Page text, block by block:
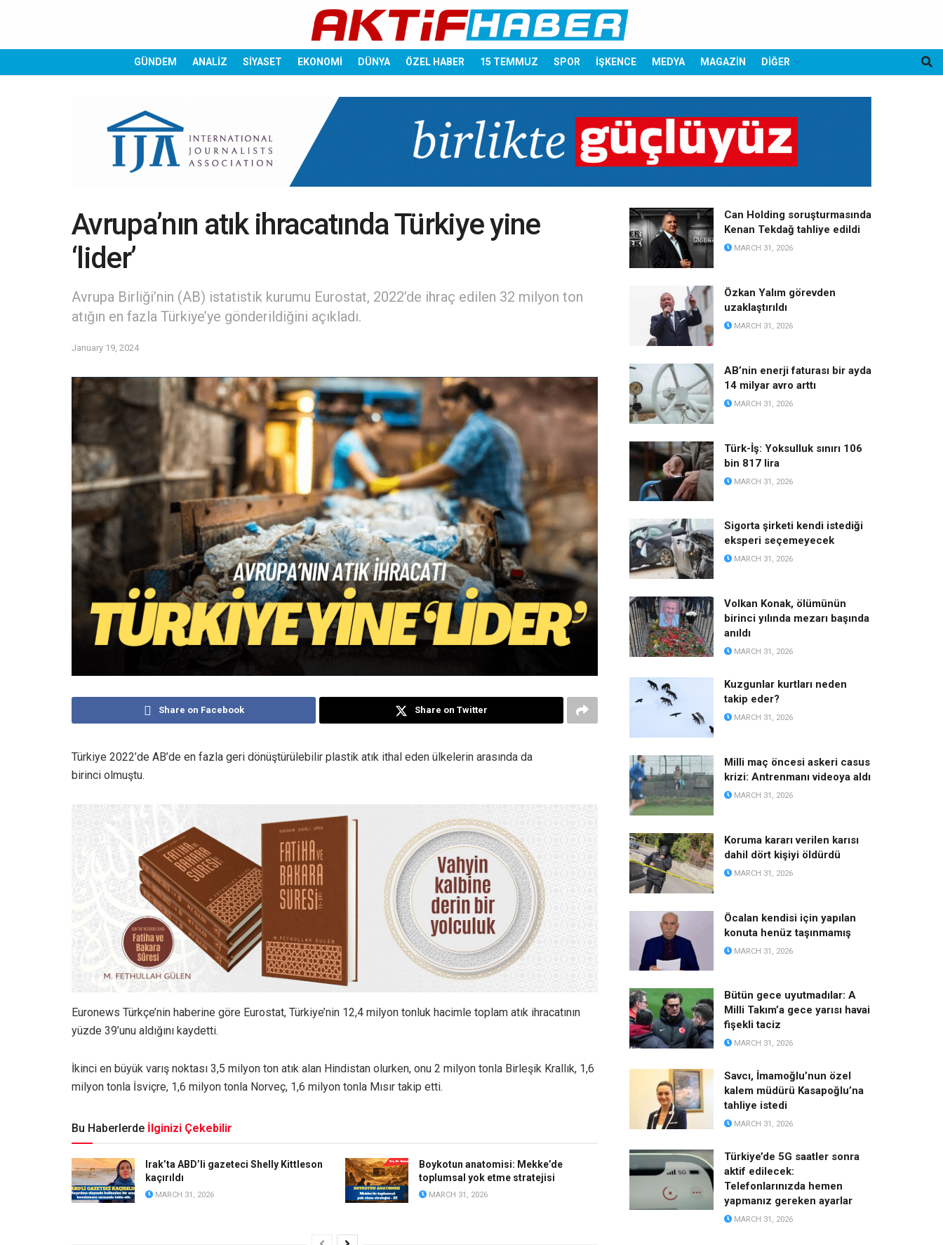
GÜNDEM ANALİZ SİYASET EKONOMİ DÜNYA ÖZEL HABER 15 TEMMUZ SPOR İŞKENCE MEDYA MAGAZİN DİĞER
Avrupa’nın atık ihracatında Türkiye yine
‘lider’
Avrupa Birliği’nin (AB) istatistik kurumu Eurostat, 2022’de ihraç edilen 32 milyon ton
atığın en fazla Türkiye’ye gönderildiğini açıkladı.
January 19, 2024
Share on Facebook Share on Twitter
Türkiye 2022’de AB’de en fazla geri dönüştürülebilir plastik atık ithal eden ülkelerin arasında da
birinci olmuştu.
Euronews Türkçe’nin haberine göre Eurostat, Türkiye’nin 12,4 milyon tonluk hacimle toplam atık ihracatının
yüzde 39’unu aldığını kaydetti.
İkinci en büyük varış noktası 3,5 milyon ton atık alan Hindistan olurken, onu 2 milyon tonla Birleşik Krallık, 1,6
milyon tonla İsviçre, 1,6 milyon tonla Norveç, 1,6 milyon tonla Mısır takip etti.
Bu Haberlerde İlginizi Çekebilir
Irak’ta ABD’li gazeteci Shelly Kittleson
kaçırıldı
MARCH 31, 2026
Boykotun anatomisi: Mekke’de
toplumsal yok etme stratejisi
MARCH 31, 2026
Can Holding soruşturmasında
Kenan Tekdağ tahliye edildi
MARCH 31, 2026
Özkan Yalım görevden
uzaklaştırıldı
MARCH 31, 2026
AB’nin enerji faturası bir ayda
14 milyar avro arttı
MARCH 31, 2026
Türk-İş: Yoksulluk sınırı 106
bin 817 lira
MARCH 31, 2026
Sigorta şirketi kendi istediği
eksperi seçemeyecek
MARCH 31, 2026
Volkan Konak, ölümünün
birinci yılında mezarı başında
anıldı
MARCH 31, 2026
Kuzgunlar kurtları neden
takip eder?
MARCH 31, 2026
Milli maç öncesi askeri casus
krizi: Antrenmanı videoya aldı
MARCH 31, 2026
Koruma kararı verilen karısı
dahil dört kişiyi öldürdü
MARCH 31, 2026
Öcalan kendisi için yapılan
konuta henüz taşınmamış
MARCH 31, 2026
Bütün gece uyutmadılar: A
Milli Takım’a gece yarısı havai
fişekli taciz
MARCH 31, 2026
Savcı, İmamoğlu’nun özel
kalem müdürü Kasapoğlu’na
tahliye istedi
MARCH 31, 2026
Türkiye’de 5G saatler sonra
aktif edilecek:
Telefonlarınızda hemen
yapmanız gereken ayarlar
MARCH 31, 2026